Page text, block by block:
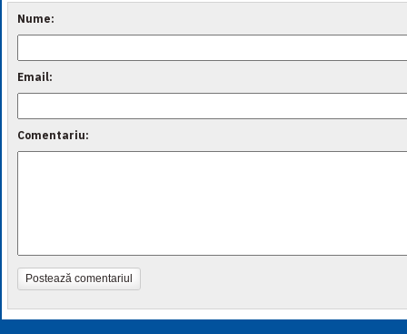
Nume:
Email:
Comentariu:
Postează comentariul